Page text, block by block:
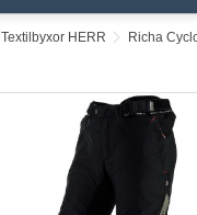
Textilbyxor HERR
Richa